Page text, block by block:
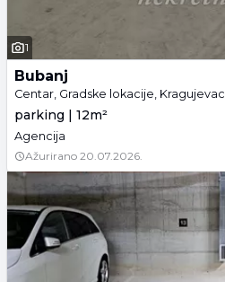
1
Bubanj
Centar, Gradske lokacije, Kragujevac
parking | 12m²
Agencija
Ažurirano 20.07.2026.